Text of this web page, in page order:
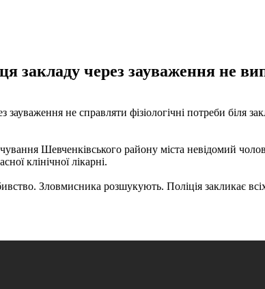
закладу через зауваження не
не справляти фізіологічні потреби біля
Шевченківського району міста невідомий
клінічної лікарні.
Зловмисника розшукують. Поліція закликає